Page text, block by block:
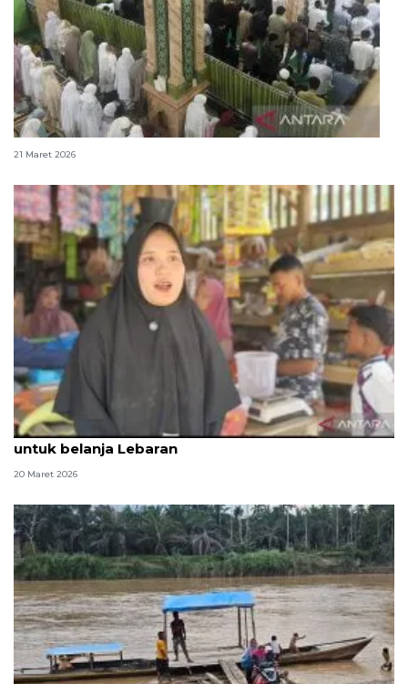
Salat Id digelar di tengah jejak sisa banjir di Agam
21 Maret 2026
Penyintas seberang sungai dan tempu jalur darat
untuk belanja Lebaran
20 Maret 2026